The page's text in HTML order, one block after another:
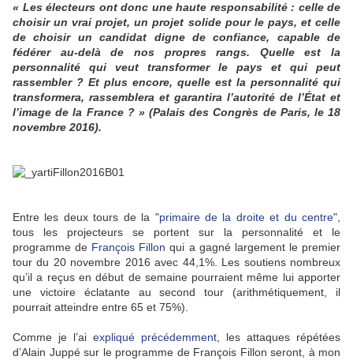
« Les électeurs ont donc une haute responsabilité : celle de
choisir un vrai projet, un projet solide pour le pays, et celle
de choisir un candidat digne de confiance, capable de
fédérer au-delà de nos propres rangs. Quelle est la
personnalité qui veut transformer le pays et qui peut
rassembler ? Et plus encore, quelle est la personnalité qui
transformera, rassemblera et garantira l’autorité de l’État et
l’image de la France ? » (Palais des Congrès de Paris, le 18
novembre 2016).
Entre les deux tours de la "primaire de la droite et du centre",
tous les projecteurs se portent sur la personnalité et le
programme de François Fillon qui a gagné largement le premier
tour du 20 novembre 2016 avec 44,1%. Les soutiens nombreux
qu’il a reçus en début de semaine pourraient même lui apporter
une victoire éclatante au second tour (arithmétiquement, il
pourrait atteindre entre 65 et 75%).
Comme je l’ai expliqué précédemment , les attaques répétées
d’Alain Juppé sur le programme de François Fillon seront, à mon